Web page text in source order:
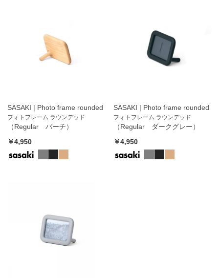
SASAKI | Photo frame rounded
フォトフレーム ラウンデッド
（Regular バーチ）
￥4,950
SASAKI | Photo frame rounded
フォトフレーム ラウンデッド
（Regular ダークグレー）
￥4,950